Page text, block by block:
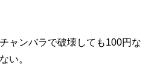
ャンバラで破壊しても100円な
い。